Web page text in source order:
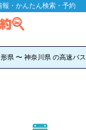
・かんたん検索・予約
県 〜 神奈川県 の高速バス